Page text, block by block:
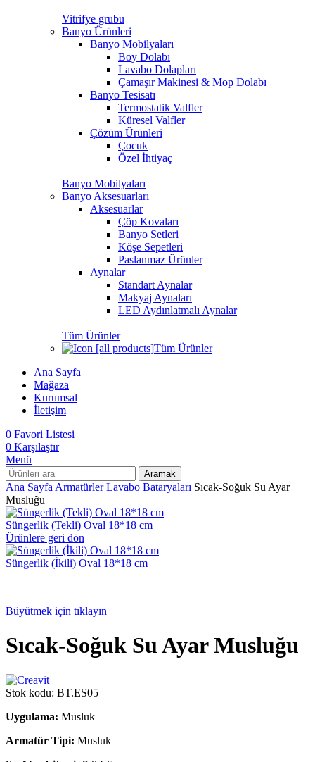
Vitrifye grubu
Banyo Ürünleri
Banyo Mobilyaları
Boy Dolabı
Lavabo Dolapları
Çamaşır Makinesi & Mop Dolabı
Banyo Tesisatı
Termostatik Valfler
Küresel Valfler
Çözüm Ürünleri
Çocuk
Özel İhtiyaç
Banyo Mobilyaları
Banyo Aksesuarları
Aksesuarlar
Çöp Kovaları
Banyo Setleri
Köşe Sepetleri
Paslanmaz Ürünler
Aynalar
Standart Aynalar
Makyaj Aynaları
LED Aydınlatmalı Aynalar
Tüm Ürünler
Tüm Ürünler
Ana Sayfa
Mağaza
Kurumsal
İletişim
0 Favori Listesi
0 Karşılaştır
Menü
Aramak
Ana Sayfa ArmatürlerLavabo Bataryaları Sıcak-Soğuk Su Ayar
Musluğu
Süngerlik (Tekli) Oval 18*18 cm
Ürünlere geri dön
Süngerlik (İkili) Oval 18*18 cm
Büyütmek için tıklayın
Sıcak-Soğuk Su Ayar Musluğu
Stok kodu: BT.ES05
Uygulama: Musluk
Armatür Tipi: Musluk